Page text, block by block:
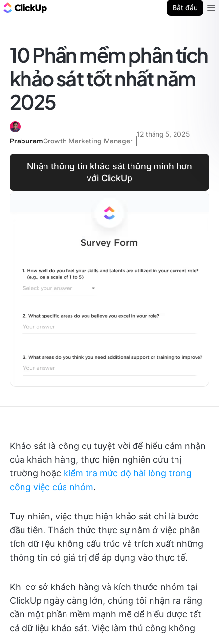
Bắt đầu
10 Phần mềm phân tích
khảo sát tốt nhất năm
2025
PraburamGrowth Marketing Manager
12 tháng 5, 2025
Nhận thông tin khảo sát thông minh hơn
với ClickUp
Khảo sát là công cụ tuyệt vời để hiểu cảm nhận
của khách hàng, thực hiện nghiên cứu thị
trường hoặc kiểm tra mức độ hài lòng trong
công việc của nhóm.
Tuy nhiên, việc thực hiện khảo sát chỉ là bước
đầu tiên. Thách thức thực sự nằm ở việc phân
tích dữ liệu không cấu trúc và trích xuất những
thông tin có giá trị để áp dụng vào thực tế.
Khi cơ sở khách hàng và kích thước nhóm tại
ClickUp ngày càng lớn, chúng tôi nhận ra rằng
cần một phần mềm mạnh mẽ để hiểu được tất
cả dữ liệu khảo sát. Việc làm thủ công không